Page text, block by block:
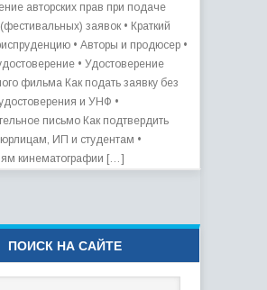
авторских прав при подаче
заявок • Краткий
• Авторы и продюсер •
• Удостоверение
фильма Как подать заявку без
и УНФ •
письмо Как подтвердить
ИП и студентам •
кинематографии […]
ПОИСК НА САЙТЕ